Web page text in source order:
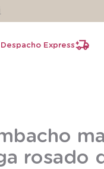
Despacho Express
rosado